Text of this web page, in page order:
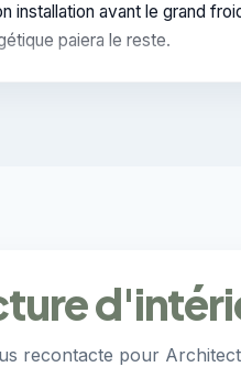
installation avant le grand
paiera le reste.
recontacte pour